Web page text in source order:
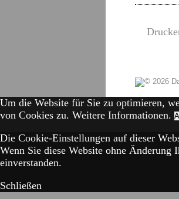
Um die Website für Sie zu optimieren,
von Cookies zu. Weitere Informationen.
Die Cookie-Einstellungen auf dieser
Wenn Sie diese Website ohne
einverstanden.
Schließen